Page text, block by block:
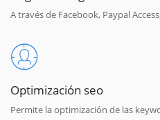
A través de Facebook, Paypal
Optimización seo
Permite la optimización de las